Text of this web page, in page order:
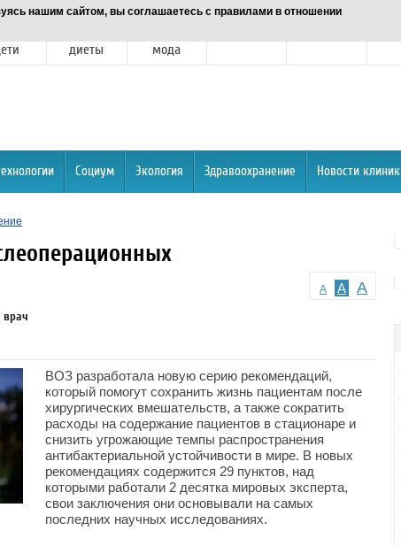
нашим сайтом, вы соглашаетесь с правилами в отношении
диеты
мода
Социум Экология Здравоохранение Новости клиник
A A A
врач
ВОЗ разработала новую серию рекомендаций,
который помогут сохранить жизнь пациентам после
хирургических вмешательств, а также сократить
расходы на содержание пациентов в стационаре и
снизить угрожающие темпы распространения
антибактериальной устойчивости в мире. В новых
рекомендациях содержится 29 пунктов, над
которыми работали 2 десятка мировых эксперта,
свои заключения они основывали на самых
последних научных исследованиях.